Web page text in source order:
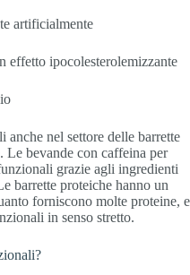
artificialmente
effetto ipocolesterolemizzante
nel settore delle barrette
Le bevande con caffeina per
grazie agli ingredienti
barrette proteiche hanno un
forniscono molte proteine, e
in senso stretto.